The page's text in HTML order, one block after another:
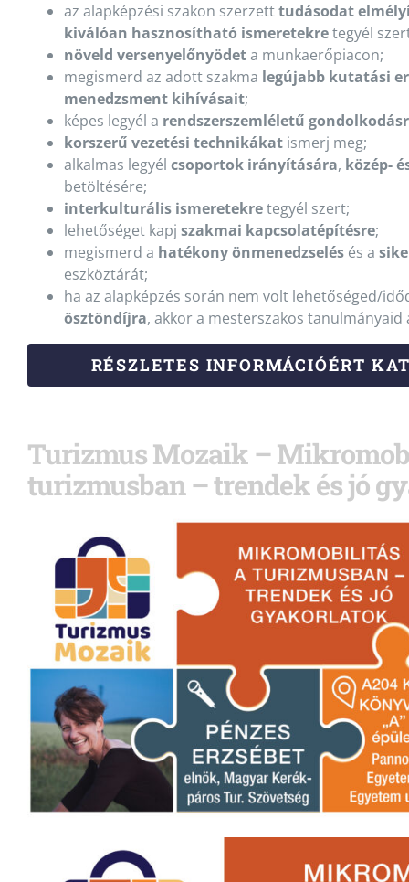
az alapképzési szakon szerzetttudásodat
kiválóan hasznosítható ismeretekretegyél
növeld versenyelőnyödeta munkaerőpiacon;
megismerd az adott szakma legújabb kutatási
menedzsment kihívásait;
képes legyél a rendszerszemléletű
korszerű vezetési technikákatismerj meg;
alkalmas legyél csoportok irányítására, közép-
betöltésére;
interkulturális ismeretekretegyél szert;
lehetőséget kapj szakmai kapcsolatépítésre;
megismerd a hatékony önmenedzselésés a
eszköztárát;
ha az alapképzés során nem volt lehetőséged/
ösztöndíjra, akkor a mesterszakos
RÉSZLETES INFORMÁCIÓÉRT
Turizmus Mozaik –
turizmusban – trendek és jó